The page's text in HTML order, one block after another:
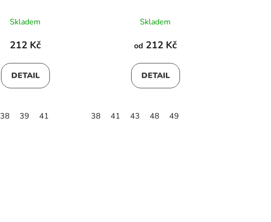
Skladem
212 Kč
DETAIL
38 39 41
Skladem
od 212 Kč
DETAIL
38 41 43 48 49